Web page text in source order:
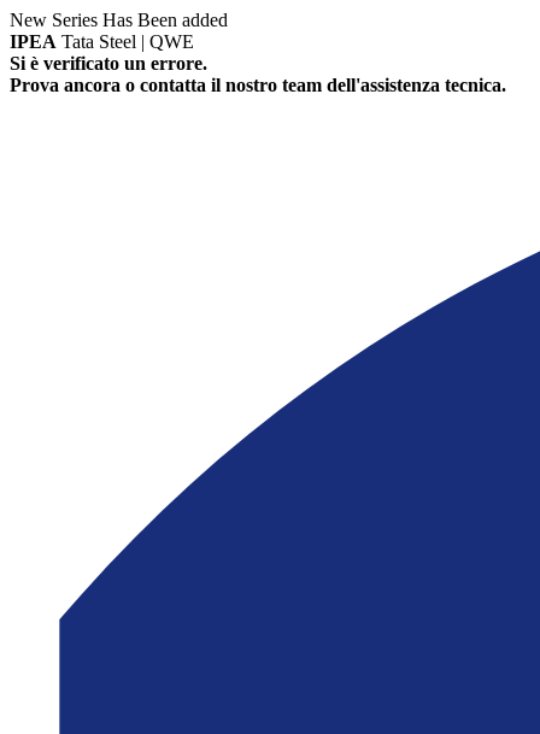
New Series Has Been added
IPEA Tata Steel | QWE
Si è verificato un errore.
Prova ancora o contatta il nostro team dell'assistenza tecnica.